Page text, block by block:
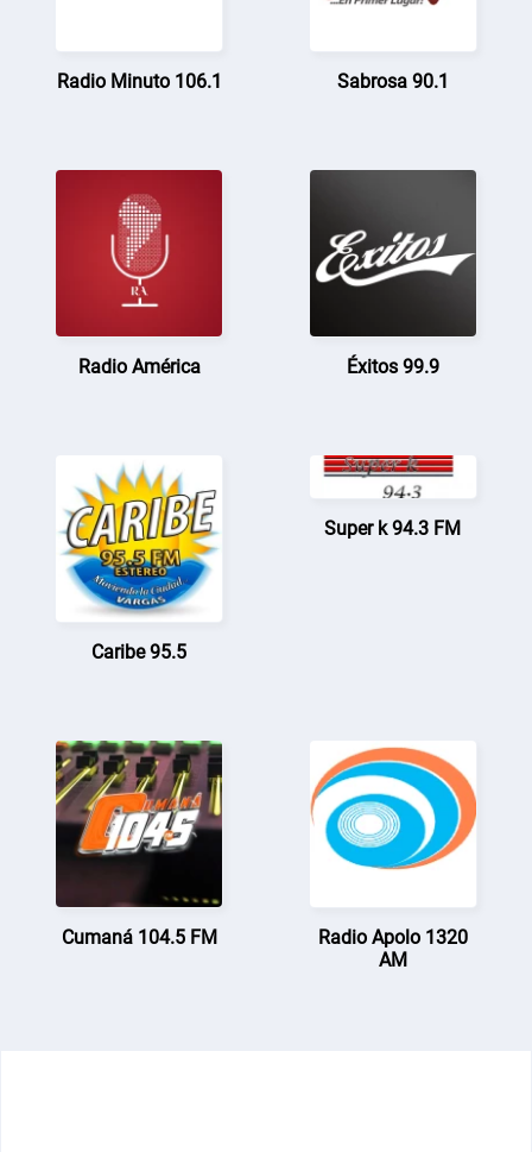
Radio Minuto 106.1 Sabrosa 90.1
Radio América Éxitos 99.9
Caribe 95.5
Super k 94.3 FM
Cumaná 104.5 FM
Radio Apolo 1320
AM